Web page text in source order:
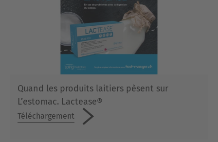
Quand les produits laitiers pèsent sur
L’estomac. Lactease®
Téléchargement